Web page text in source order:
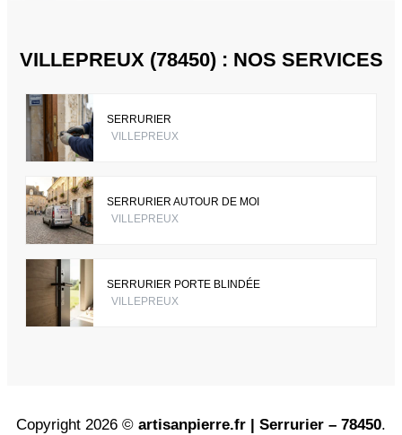
VILLEPREUX (78450) : NOS SERVICES
SERRURIER
VILLEPREUX
SERRURIER AUTOUR DE MOI
VILLEPREUX
SERRURIER PORTE BLINDÉE
VILLEPREUX
Copyright 2026 © artisanpierre.fr | Serrurier – 78450.